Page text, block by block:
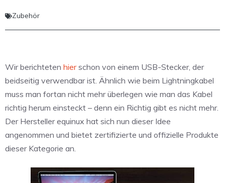
Zubehör
Wir berichteten hierschon von einem USB-Stecker, der
beidseitig verwendbar ist. Ähnlich wie beim Lightningkabel
muss man fortan nicht mehr überlegen wie man das Kabel
richtig herum einsteckt – denn ein Richtig gibt es nicht mehr.
Der Hersteller equinux hat sich nun dieser Idee
angenommen und bietet zertifizierte und offizielle Produkte
dieser Kategorie an.